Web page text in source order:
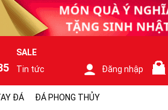
SALE
Tin tức
Đăng nhập
ĐÁ ĐÁ PHONG THỦY